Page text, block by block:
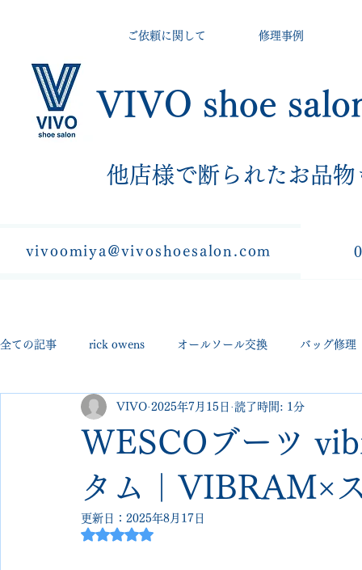
VIVO shoe
他店様で断られたお品物
ご依頼に関して 修理事例
vivoomiya@vivoshoesalon.com
全ての記事 rick owens オールソール交換 バッグ修理
george cleverley Christian louboutin allen edmonds
new balance jimmy choo クリーニング•撥水コーテ
edward green
WESCOブーツ
タム｜VIBRAM×
VIVO 2025年7月15日 読了時間: 1分
更新日： 2025年8月17日
5つ星のうちNaNと評価されています。